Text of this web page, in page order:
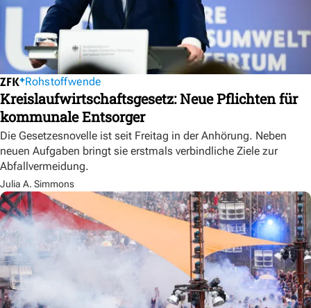
Rohstoffwende
Kreislaufwirtschaftsgesetz: Neue Pflichten für
kommunale Entsorger
Die Gesetzesnovelle ist seit Freitag in der Anhörung. Neben
neuen Aufgaben bringt sie erstmals verbindliche Ziele zur
Abfallvermeidung.
Julia A. Simmons